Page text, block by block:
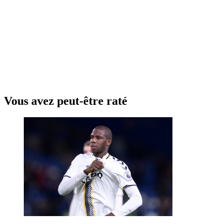
Vous avez peut-être raté